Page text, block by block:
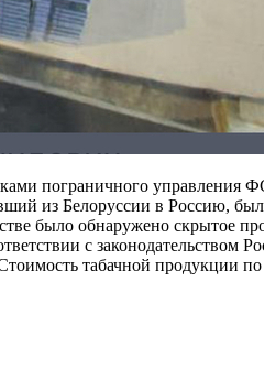
пограничного управления
из Белоруссии в Россию,
было обнаружено скрытое
с
табачной продукции по